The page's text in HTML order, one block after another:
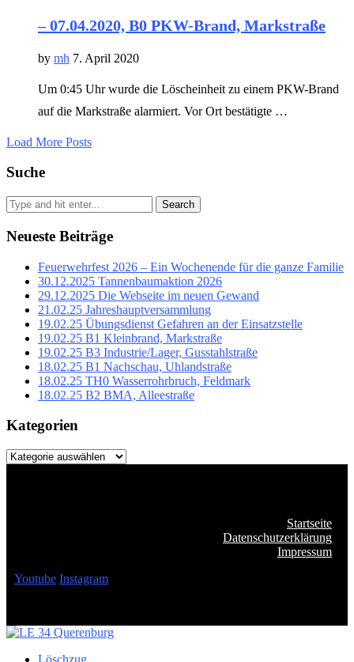
– 07.04.2020, B0 PKW-Brand, Markstraße
by mh 7. April 2020
Um 0:45 Uhr wurde die Löscheinheit zu einem PKW-Brand
auf die Markstraße alarmiert. Vor Ort bestätigte …
Load More Posts
Suche
Search
Neueste Beiträge
Feuerwehrfest 2026 – Ein Wochenende für die ganze Familie
30.12.2025 Tannenbaumaktion 2026
29.12.2025 Die Webseite im neuen Gewand
21.02.25 Jahreshauptversammlung
19.02.25 Übungsdienst Gefahren an der Einsatzstelle
19.02.25 B1 Kleinbrand, Markstraße
19.02.25 B3 Industrie/Lager, Gusstahlstraße
18.02.25 B1 Nachschau, Uhlandstraße
18.02.25 TH0 Wasserrohrbruch, Feldmark
18.02.25 B2 BMA, Alleestraße
Kategorien
Kategorien
Startseite
Datenschutzerklärung
Impressum
Youtube Instagram
Löschzug